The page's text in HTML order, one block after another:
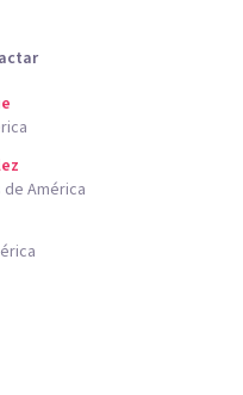
América